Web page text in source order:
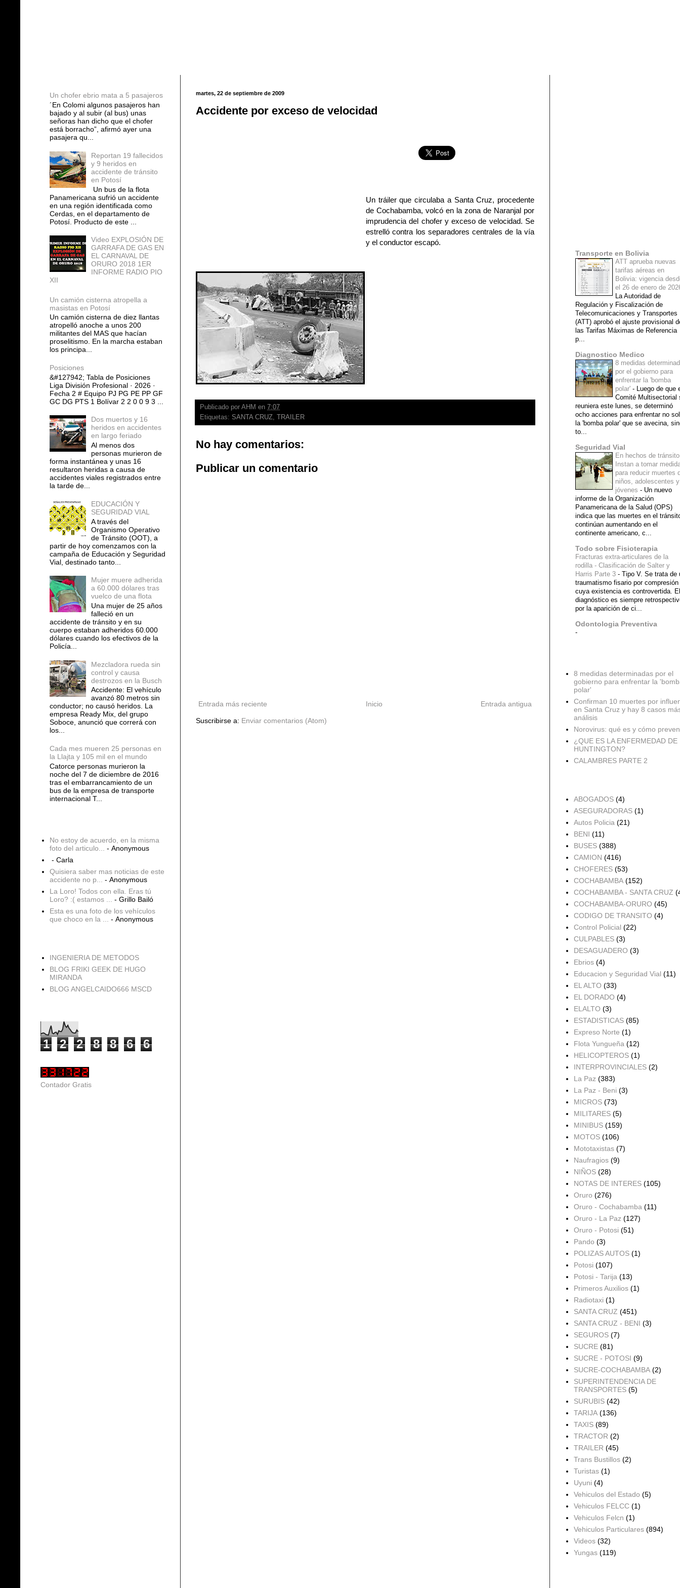
martes, 22 de septiembre de 2009
Accidente por exceso de velocidad
Un tráiler que circulaba a Santa Cruz, procedente
de Cochabamba, volcó en la zona de Naranjal por
imprudencia del chofer y exceso de velocidad. Se
estrelló contra los separadores centrales de la vía
y el conductor escapó.
Publicado por AHM en 7:07
Etiquetas: SANTA CRUZ, TRAILER
No hay comentarios:
Publicar un comentario
Entrada más reciente Entrada antigua
Inicio
Suscribirse a: Enviar comentarios (Atom)
Un chofer ebrio mata a 5 pasajeros
´En Colomi algunos pasajeros han
bajado y al subir (al bus) unas
señoras han dicho que el chofer
está borracho”, afirmó ayer una
pasajera qu...
Reportan 19 fallecidos
y 9 heridos en
accidente de tránsito
en Potosí
Un bus de la flota
Panamericana sufrió un accidente
en una región identificada como
Cerdas, en el departamento de
Potosí. Producto de este ...
Video EXPLOSIÓN DE
GARRAFA DE GAS EN
EL CARNAVAL DE
ORURO 2018 1ER
INFORME RADIO PIO
XII
Un camión cisterna atropella a
masistas en Potosí
Un camión cisterna de diez llantas
atropelló anoche a unos 200
militantes del MAS que hacían
proselitismo. En la marcha estaban
los principa...
Posiciones
&#127942; Tabla de Posiciones
Liga División Profesional · 2026 ·
Fecha 2 # Equipo PJ PG PE PP GF
GC DG PTS 1 Bolívar 2 2 0 0 9 3 ...
Dos muertos y 16
heridos en accidentes
en largo feriado
Al menos dos
personas murieron de
forma instantánea y unas 16
resultaron heridas a causa de
accidentes viales registrados entre
la tarde de...
EDUCACIÓN Y
SEGURIDAD VIAL
A través del
Organismo Operativo
de Tránsito (OOT), a
partir de hoy comenzamos con la
campaña de Educación y Seguridad
Vial, destinado tanto...
Mujer muere adherida
a 60.000 dólares tras
vuelco de una flota
Una mujer de 25 años
falleció en un
accidente de tránsito y en su
cuerpo estaban adheridos 60.000
dólares cuando los efectivos de la
Policía...
Mezcladora rueda sin
control y causa
destrozos en la Busch
Accidente: El vehículo
avanzó 80 metros sin
conductor; no causó heridos. La
empresa Ready Mix, del grupo
Soboce, anunció que correrá con
los...
Cada mes mueren 25 personas en
la Llajta y 105 mil en el mundo
Catorce personas murieron la
noche del 7 de diciembre de 2016
tras el embarrancamiento de un
bus de la empresa de transporte
internacional T...
No estoy de acuerdo, en la misma
foto del articulo...
- Anonymous
- Carla
Quisiera saber mas noticias de este
accidente no p...
- Anonymous
La Loro! Todos con ella. Eras tú
Loro? :( estamos ...
- Grillo Bailó
Esta es una foto de los vehículos
que choco en la ...
- Anonymous
INGENIERIA DE METODOS
BLOG FRIKI GEEK DE HUGO
MIRANDA
BLOG ANGELCAIDO666 MSCD
1 2 2 8 8 6 6
Contador Gratis
Transporte en Bolivia
ATT aprueba nuevas
tarifas aéreas en
Bolivia: vigencia
el 26 de enero de
La Autoridad de
Regulación y Fiscalización de
Telecomunicaciones y Transportes
(ATT) aprobó el ajuste provisional
las Tarifas Máximas de Referencia
p...
Diagnostico Medico
8 medidas
por el gobierno para
enfrentar la 'bomba
polar' - Luego de que
Comité Multisectorial
reuniera este lunes, se determinó
ocho acciones para enfrentar no
la 'bomba polar' que se avecina,
to...
Seguridad Vial
En hechos de tránsito
Instan a tomar
para reducir muertes
niños, adolescentes y
jóvenes - Un nuevo
informe de la Organización
Panamericana de la Salud (OPS)
indica que las muertes en el
continúan aumentando en el
continente americano, c...
Todo sobre Fisioterapia
Fracturas extra-articulares de la
rodilla - Clasificación de Salter y
Harris Parte 3 - Tipo V. Se trata de
traumatismo fisario por compresión
cuya existencia es controvertida. El
diagnóstico es siempre
por la aparición de ci...
Odontologia Preventiva
-
8 medidas determinadas por el
gobierno para enfrentar la
polar'
Confirman 10 muertes por
en Santa Cruz y hay 8 casos
análisis
Norovirus: qué es y cómo
¿QUE ES LA ENFERMEDAD DE
HUNTINGTON?
CALAMBRES PARTE 2
ABOGADOS (4)
ASEGURADORAS (1)
Autos Policia (21)
BENI (11)
BUSES (388)
CAMION (416)
CHOFERES (53)
COCHABAMBA (152)
COCHABAMBA - SANTA CRUZ
COCHABAMBA-ORURO (45)
CODIGO DE TRANSITO (4)
Control Policial (22)
CULPABLES (3)
DESAGUADERO (3)
Ebrios (4)
Educacion y Seguridad Vial (11)
EL ALTO (33)
EL DORADO (4)
ELALTO (3)
ESTADISTICAS (85)
Expreso Norte (1)
Flota Yungueña (12)
HELICOPTEROS (1)
INTERPROVINCIALES (2)
La Paz (383)
La Paz - Beni (3)
MICROS (73)
MILITARES (5)
MINIBUS (159)
MOTOS (106)
Mototaxistas (7)
Naufragios (9)
NIÑOS (28)
NOTAS DE INTERES (105)
Oruro (276)
Oruro - Cochabamba (11)
Oruro - La Paz (127)
Oruro - Potosi (51)
Pando (3)
POLIZAS AUTOS (1)
Potosi (107)
Potosi - Tarija (13)
Primeros Auxilios (1)
Radiotaxi (1)
SANTA CRUZ (451)
SANTA CRUZ - BENI (3)
SEGUROS (7)
SUCRE (81)
SUCRE - POTOSI (9)
SUCRE-COCHABAMBA (2)
SUPERINTENDENCIA DE
TRANSPORTES (5)
SURUBIS (42)
TARIJA (136)
TAXIS (89)
TRACTOR (2)
TRAILER (45)
Trans Bustillos (2)
Turistas (1)
Uyuni (4)
Vehiculos del Estado (5)
Vehiculos FELCC (1)
Vehiculos Felcn (1)
Vehiculos Particulares (894)
Videos (32)
Yungas (119)